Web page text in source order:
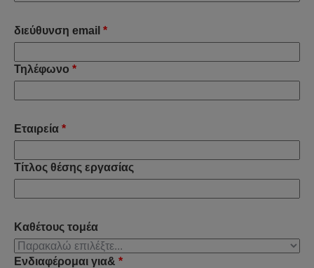
διεύθυνση email *
Τηλέφωνο *
Εταιρεία *
Τίτλος θέσης εργασίας
Καθέτους τομέα
Ενδιαφέρομαι για& *